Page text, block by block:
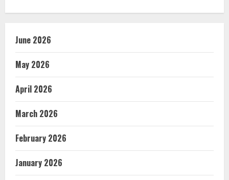
June 2026
May 2026
April 2026
March 2026
February 2026
January 2026